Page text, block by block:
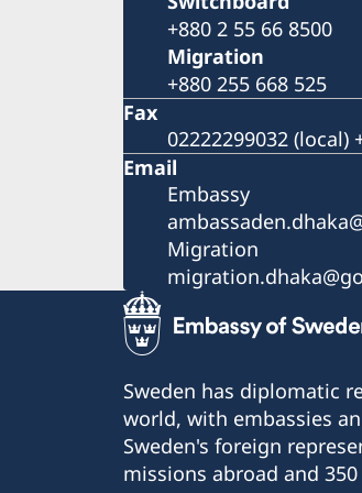
+880 2 55 66 8500
Migration
+880 255 668 525
Fax
02222299032 (local)
Email
Embassy
Migration
Sweden has diplomatic
world, with embassies
Sweden's foreign
missions abroad and